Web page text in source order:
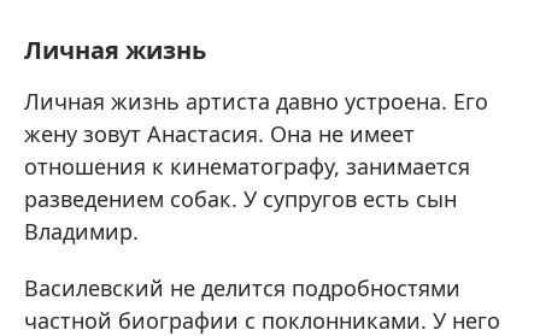
Личная жизнь
Личная жизнь артиста давно устроена. Его
жену зовут Анастасия. Она не имеет
отношения к кинематографу, занимается
разведением собак. У супругов есть сын
Владимир.
Василевский не делится подробностями
частной биографии с поклонниками. У него